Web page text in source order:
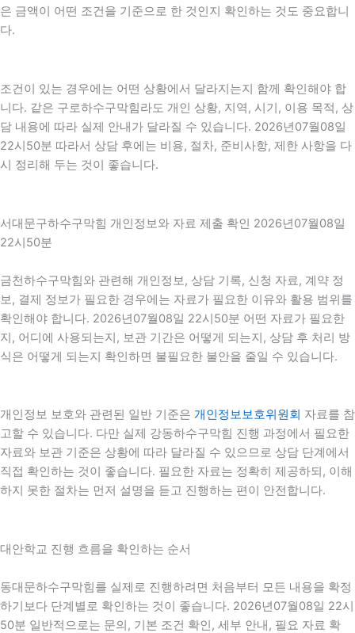
은 금액이 어떤 조건을 기준으로 한 것인지 확인하는 것도 중요합니
다.
조건이 있는 경우에는 어떤 상황에서 달라지는지 함께 확인해야 합
니다. 같은 구로하수구막힘라도 개인 상황, 지역, 시기, 이용 목적, 상
담 내용에 따라 실제 안내가 달라질 수 있습니다. 2026년07월08일
22시50분 따라서 상담 후에는 비용, 절차, 준비사항, 제한 사항을 다
시 정리해 두는 것이 좋습니다.
서대문구하수구막힘 개인정보와 자료 제출 확인 2026년07월08일
22시50분
금천하수구막힘와 관련해 개인정보, 상담 기록, 신청 자료, 계약 정
보, 결제 정보가 필요한 경우에는 자료가 필요한 이유와 활용 범위를
확인해야 합니다. 2026년07월08일 22시50분 어떤 자료가 필요한
지, 어디에 사용되는지, 보관 기간은 어떻게 되는지, 상담 후 처리 방
식은 어떻게 되는지 확인하면 불필요한 불안을 줄일 수 있습니다.
개인정보 보호와 관련된 일반 기준은 개인정보보호위원회 자료를 참
고할 수 있습니다. 다만 실제 강동하수구막힘 진행 과정에서 필요한
자료와 보관 기준은 상황에 따라 달라질 수 있으므로 상담 단계에서
직접 확인하는 것이 좋습니다. 필요한 자료는 정확히 제공하되, 이해
하지 못한 절차는 먼저 설명을 듣고 진행하는 편이 안전합니다.
대안학교 진행 흐름을 확인하는 순서
동대문하수구막힘를 실제로 진행하려면 처음부터 모든 내용을 확정
하기보다 단계별로 확인하는 것이 좋습니다. 2026년07월08일 22시
50분 일반적으로는 문의, 기본 조건 확인, 세부 안내, 필요 자료 확